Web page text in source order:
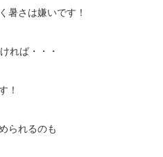
暑さは嫌いです！
れば・・・
！
られるのも